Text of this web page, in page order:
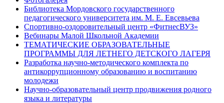
Библиотека Мордовского государственного
педагогического университета им. М. Е. Евсевьева
Спортивно-оздоровительный центр «ФитнесВУЗ»
Вебинары Малой Школьной Академии
ТЕМАТИЧЕСКИЕ ОБРАЗОВАТЕЛЬНЫЕ
ПРОГРАММЫ ДЛЯ ЛЕТНЕГО ДЕТСКОГО ЛАГЕРЯ
Разработка научно-методического комплекта по
антикоррупционному образованию и воспитанию
молодежи
Научно-образовательный центр продвижения родного
языка и литературы